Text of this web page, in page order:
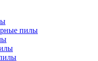
пилы